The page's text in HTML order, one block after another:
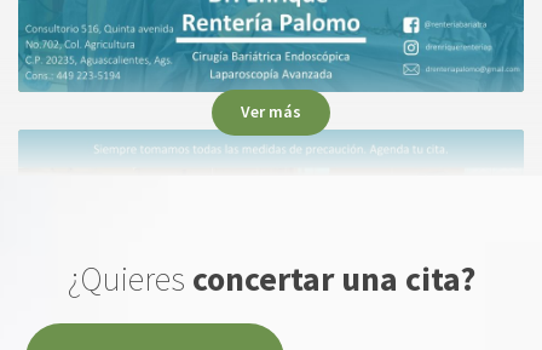
Excelente muy buen dr y buena persona
El mejoooooor Doctor !!! La verdad es súper
Ver más
¿Quieres concertar una cita?